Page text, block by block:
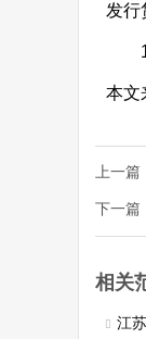
发行
本文
上一篇
下一篇
相关
江